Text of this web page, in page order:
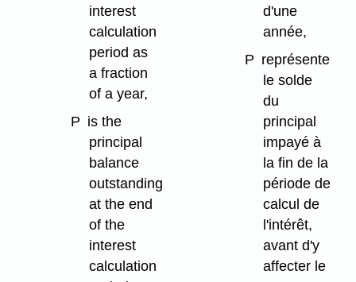
interest
calculation
period as
a fraction
of a year,
P is the
principal
balance
outstanding
at the end
of the
interest
calculation
d'une
année,
P représente
le solde
du
principal
impayé à
la fin de la
période de
calcul de
l'intérêt,
avant d'y
affecter le